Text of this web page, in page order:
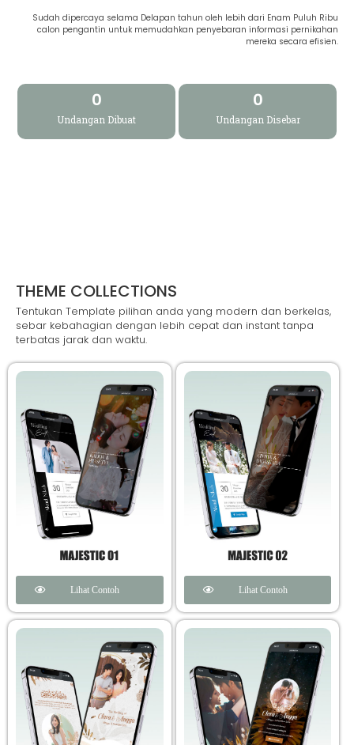
Sudah dipercaya selama Delapan tahun oleh lebih dari Enam Puluh Ribu
calon pengantin untuk memudahkan penyebaran informasi pernikahan
mereka secara efisien.
0
Undangan Dibuat
0
Undangan Disebar
THEME COLLECTIONS
Tentukan Template pilihan anda yang modern dan berkelas,
sebar kebahagian dengan lebih cepat dan instant tanpa
terbatas jarak dan waktu.
Lihat Contoh Lihat Contoh